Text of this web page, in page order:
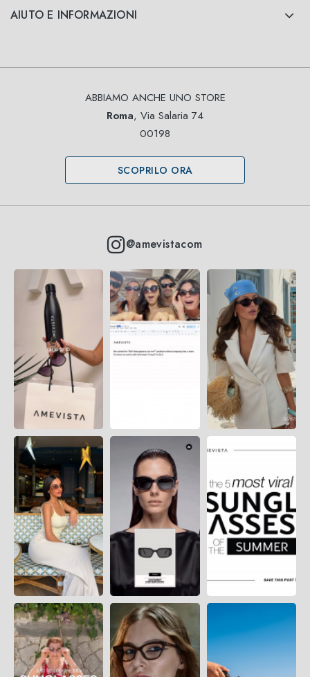
AIUTO E INFORMAZIONI
@amevistacom
ABBIAMO ANCHE UNO STORE
Roma, Via Salaria 74
00198
SCOPRILO ORA